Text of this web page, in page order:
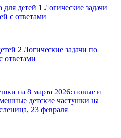
для детей 1 Логические задачи
с ответами
2 Логические задачи по
ответами
на 8 марта 2026: новые и
детские частушки на
23 февраля